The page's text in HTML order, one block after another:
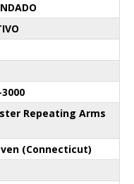
Repeating Arms
(Connecticut)